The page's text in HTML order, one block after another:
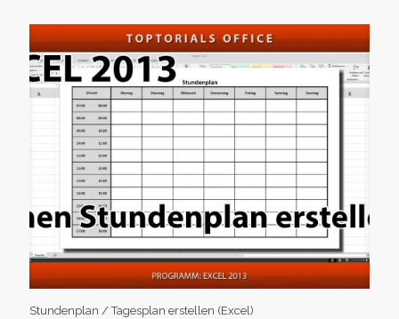
Stundenplan / Tagesplan erstellen (Excel)